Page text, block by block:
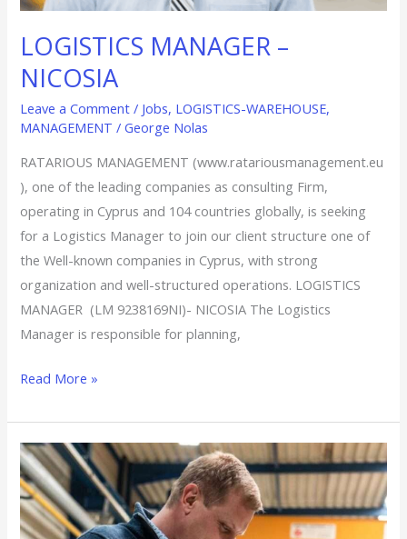
LOGISTICS MANAGER –
NICOSIA
Leave a Comment / Jobs, LOGISTICS-WAREHOUSE,
MANAGEMENT /George Nolas
RATARIOUS MANAGEMENT (www.ratariousmanagement.eu
), one of the leading companies as consulting Firm,
operating in Cyprus and 104 countries globally, is seeking
for a Logistics Manager to join our client structure one of
the Well-known companies in Cyprus, with strong
organization and well-structured operations. LOGISTICS
MANAGER (LM 9238169NI)- NICOSIA The Logistics
Manager is responsible for planning,
Read More »
WAREHOUSE
MANAGER/LOGISTICS
–
LIMASSOL